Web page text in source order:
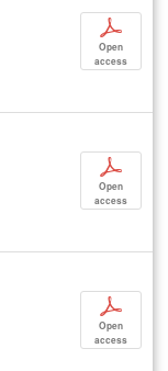
p
Open
access
p
Open
access
p
Open
access